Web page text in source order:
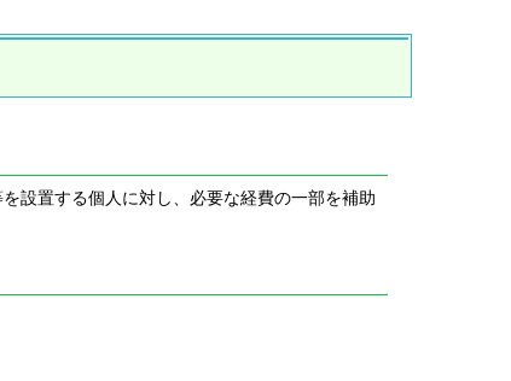
設置する個人に対し、必要な経費の一部を補助